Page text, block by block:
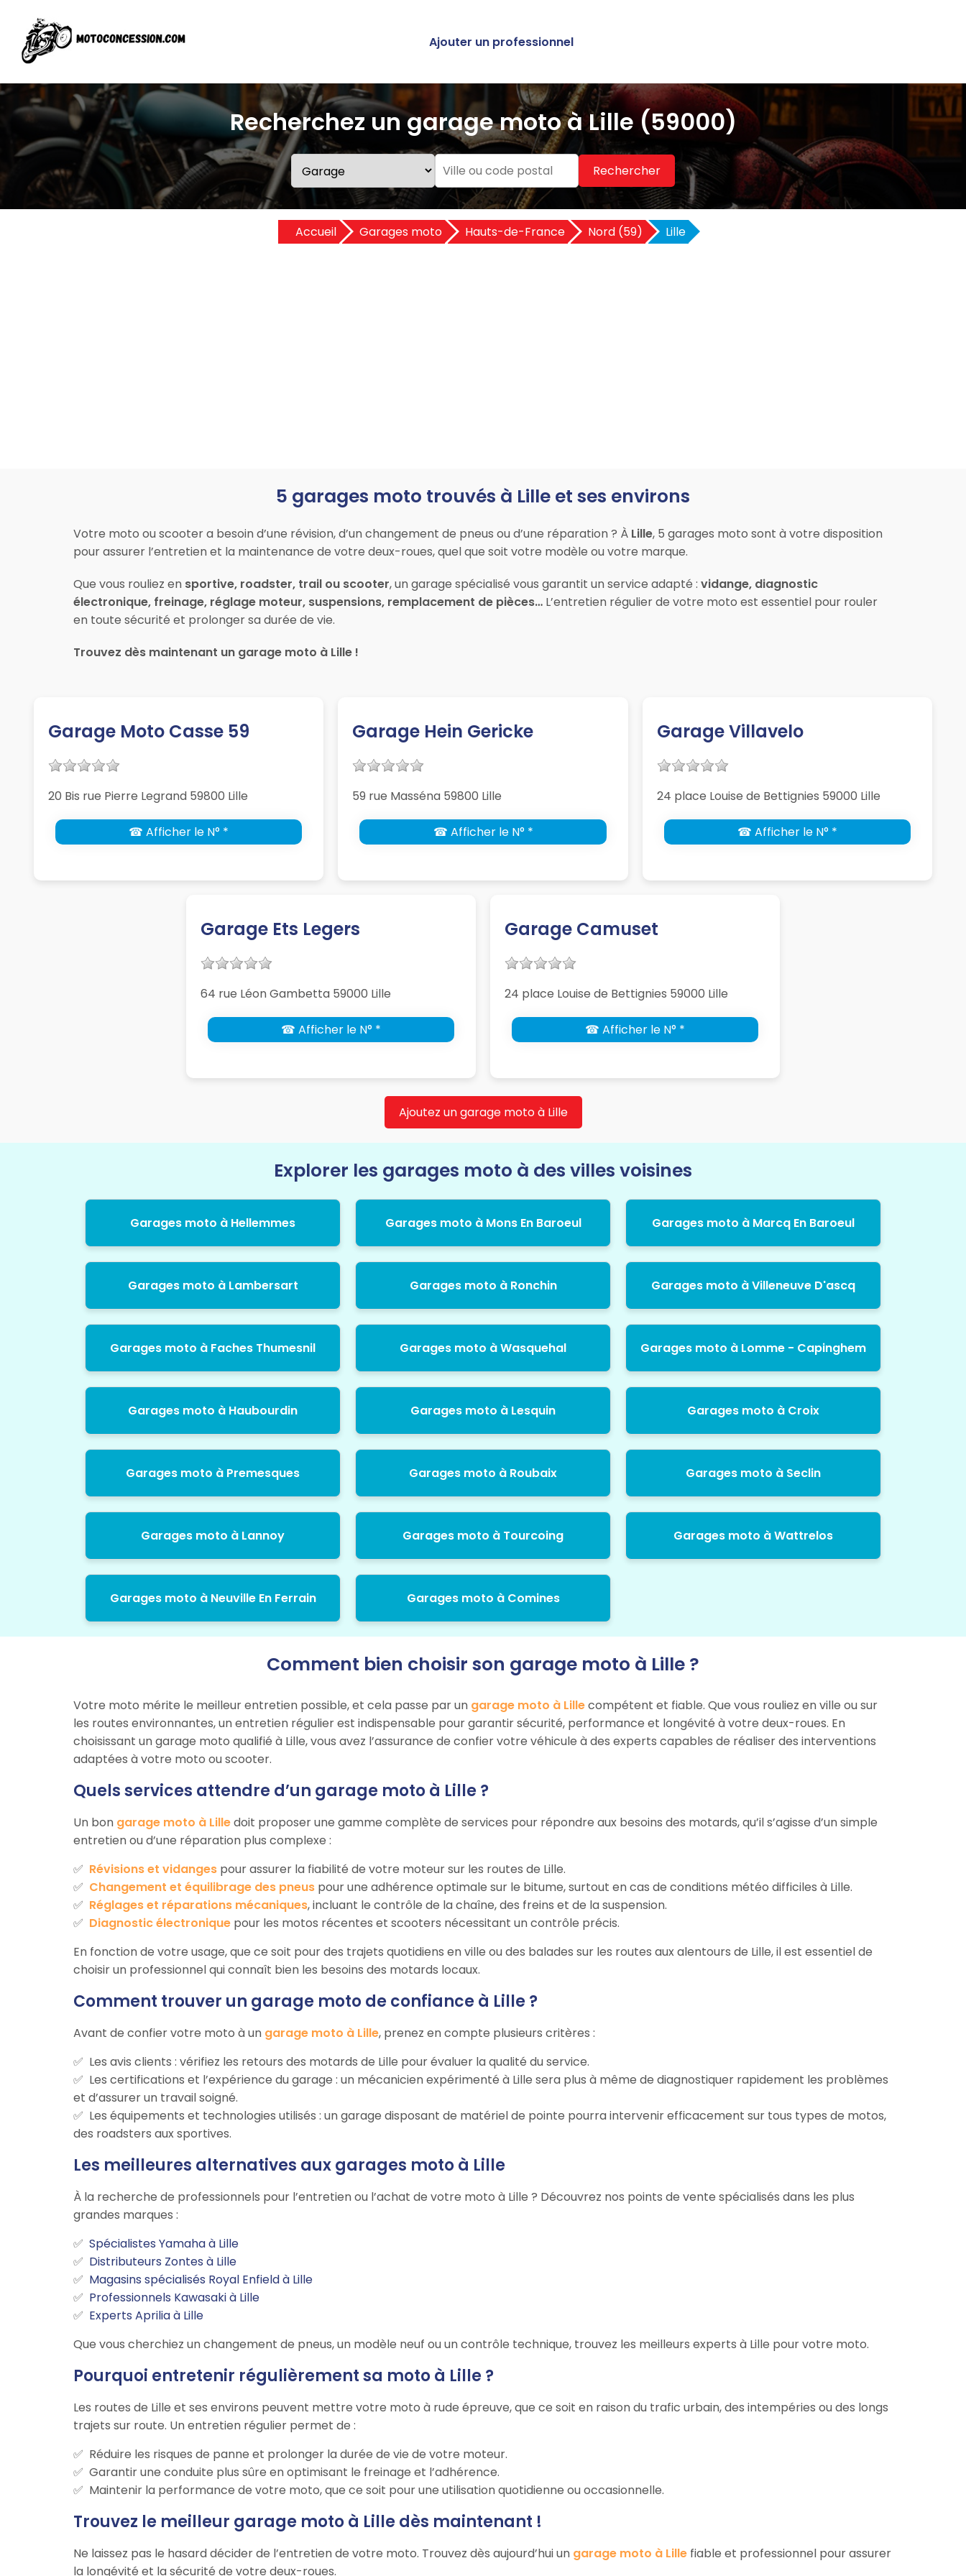
Ajouter un professionnel
Recherchez un garage moto à Lille (59000)
Rechercher
Accueil Garages moto Hauts-de-France Nord (59) Lille
5 garages moto trouvés à Lille et ses environs
Votre moto ou scooter a besoin d’une révision, d’un changement de pneus ou d’une réparation ? À Lille, 5 garages moto sont à votre disposition
pour assurer l’entretien et la maintenance de votre deux-roues, quel que soit votre modèle ou votre marque.
Que vous rouliez en sportive, roadster, trail ou scooter, un garage spécialisé vous garantit un service adapté : vidange, diagnostic
électronique, freinage, réglage moteur, suspensions, remplacement de pièces… L’entretien régulier de votre moto est essentiel pour rouler
en toute sécurité et prolonger sa durée de vie.
Trouvez dès maintenant un garage moto à Lille !
Garage Moto Casse 59
20 Bis rue Pierre Legrand 59800 Lille
☎ Afficher le N° *
Garage Hein Gericke
59 rue Masséna 59800 Lille
☎ Afficher le N° *
Garage Villavelo
24 place Louise de Bettignies 59000 Lille
☎ Afficher le N° *
Garage Ets Legers
64 rue Léon Gambetta 59000 Lille
☎ Afficher le N° *
Garage Camuset
24 place Louise de Bettignies 59000 Lille
☎ Afficher le N° *
Ajoutez un garage moto à Lille
Explorer les garages moto à des villes voisines
Garages moto à Hellemmes Garages moto à Mons En Baroeul Garages moto à Marcq En Baroeul
Garages moto à Lambersart Garages moto à Ronchin Garages moto à Villeneuve D'ascq
Garages moto à Faches Thumesnil Garages moto à Wasquehal Garages moto à Lomme - Capinghem
Garages moto à Haubourdin Garages moto à Lesquin Garages moto à Croix
Garages moto à Premesques Garages moto à Roubaix Garages moto à Seclin
Garages moto à Lannoy Garages moto à Tourcoing Garages moto à Wattrelos
Garages moto à Neuville En Ferrain Garages moto à Comines
Comment bien choisir son garage moto à Lille ?
Votre moto mérite le meilleur entretien possible, et cela passe par un garage moto à Lillecompétent et fiable. Que vous rouliez en ville ou sur
les routes environnantes, un entretien régulier est indispensable pour garantir sécurité, performance et longévité à votre deux-roues. En
choisissant un garage moto qualifié à Lille, vous avez l’assurance de confier votre véhicule à des experts capables de réaliser des interventions
adaptées à votre moto ou scooter.
Quels services attendre d’un garage moto à Lille ?
Un bon garage moto à Lilledoit proposer une gamme complète de services pour répondre aux besoins des motards, qu’il s’agisse d’un simple
entretien ou d’une réparation plus complexe :
Révisions et vidanges pour assurer la fiabilité de votre moteur sur les routes de Lille.
Changement et équilibrage des pneus pour une adhérence optimale sur le bitume, surtout en cas de conditions météo difficiles à Lille.
Réglages et réparations mécaniques, incluant le contrôle de la chaîne, des freins et de la suspension.
Diagnostic électronique pour les motos récentes et scooters nécessitant un contrôle précis.
En fonction de votre usage, que ce soit pour des trajets quotidiens en ville ou des balades sur les routes aux alentours de Lille, il est essentiel de
choisir un professionnel qui connaît bien les besoins des motards locaux.
Comment trouver un garage moto de confiance à Lille ?
Avant de confier votre moto à un garage moto à Lille, prenez en compte plusieurs critères :
Les avis clients : vérifiez les retours des motards de Lille pour évaluer la qualité du service.
Les certifications et l’expérience du garage : un mécanicien expérimenté à Lille sera plus à même de diagnostiquer rapidement les problèmes
et d’assurer un travail soigné.
Les équipements et technologies utilisés : un garage disposant de matériel de pointe pourra intervenir efficacement sur tous types de motos,
des roadsters aux sportives.
Les meilleures alternatives aux garages moto à Lille
À la recherche de professionnels pour l’entretien ou l’achat de votre moto à Lille ? Découvrez nos points de vente spécialisés dans les plus
grandes marques :
Spécialistes Yamaha à Lille
Distributeurs Zontes à Lille
Magasins spécialisés Royal Enfield à Lille
Professionnels Kawasaki à Lille
Experts Aprilia à Lille
Que vous cherchiez un changement de pneus, un modèle neuf ou un contrôle technique, trouvez les meilleurs experts à Lille pour votre moto.
Pourquoi entretenir régulièrement sa moto à Lille ?
Les routes de Lille et ses environs peuvent mettre votre moto à rude épreuve, que ce soit en raison du trafic urbain, des intempéries ou des longs
trajets sur route. Un entretien régulier permet de :
Réduire les risques de panne et prolonger la durée de vie de votre moteur.
Garantir une conduite plus sûre en optimisant le freinage et l’adhérence.
Maintenir la performance de votre moto, que ce soit pour une utilisation quotidienne ou occasionnelle.
Trouvez le meilleur garage moto à Lille dès maintenant !
Ne laissez pas le hasard décider de l’entretien de votre moto. Trouvez dès aujourd’hui un garage moto à Lille fiable et professionnel pour assurer
la longévité et la sécurité de votre deux-roues.